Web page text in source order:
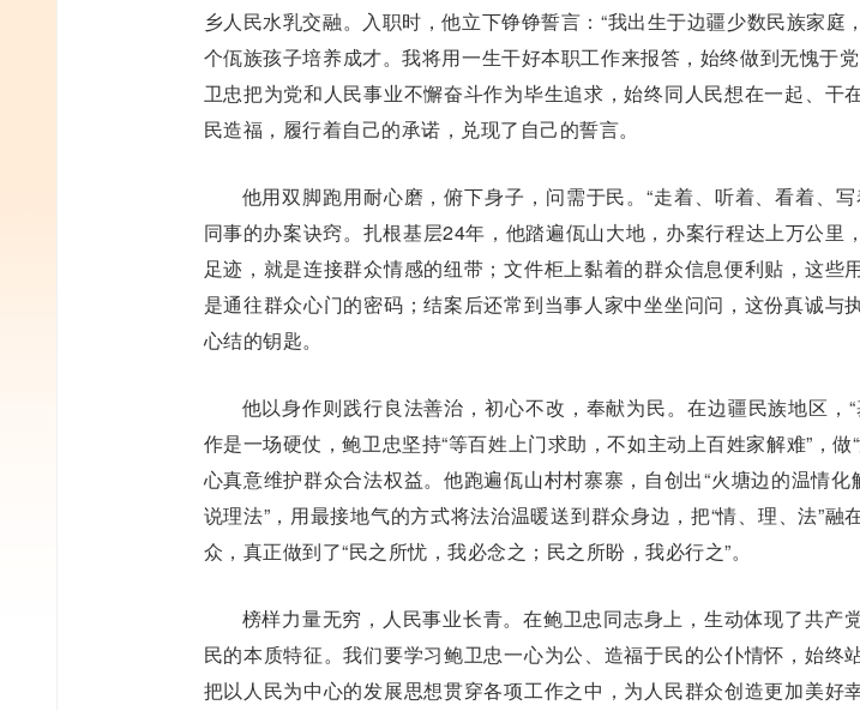
乡人民水乳交融。入职时，他立下铮铮誓言：“我出生于边疆少数民族家庭
个佤族孩子培养成才。我将用一生干好本职工作来报答，始终做到无愧于
卫忠把为党和人民事业不懈奋斗作为毕生追求，始终同人民想在一起、干
民造福，履行着自己的承诺，兑现了自己的誓言。
他用双脚跑用耐心磨，俯下身子，问需于民。“走着、听着、看着、
同事的办案诀窍。扎根基层24年，他踏遍佤山大地，办案行程达上万公里
足迹，就是连接群众情感的纽带；文件柜上黏着的群众信息便利贴，这些
是通往群众心门的密码；结案后还常到当事人家中坐坐问问，这份真诚与
心结的钥匙。
他以身作则践行良法善治，初心不改，奉献为民。在边疆民族地区，
作是一场硬仗，鲍卫忠坚持“等百姓上门求助，不如主动上百姓家解难”，做
心真意维护群众合法权益。他跑遍佤山村村寨寨，自创出“火塘边的温情化
说理法”，用最接地气的方式将法治温暖送到群众身边，把“情、理、法”融
众，真正做到了“民之所忧，我必念之；民之所盼，我必行之”。
榜样力量无穷，人民事业长青。在鲍卫忠同志身上，生动体现了共产
民的本质特征。我们要学习鲍卫忠一心为公、造福于民的公仆情怀，始终
把以人民为中心的发展思想贯穿各项工作之中，为人民群众创造更加美好